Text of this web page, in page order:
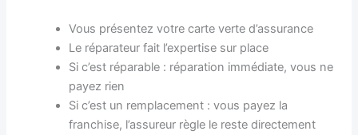
Vous présentez votre carte verte d’assurance
Le réparateur fait l’expertise sur place
Si c’est réparable : réparation immédiate, vous ne
payez rien
Si c’est un remplacement : vous payez la
franchise, l’assureur règle le reste directement